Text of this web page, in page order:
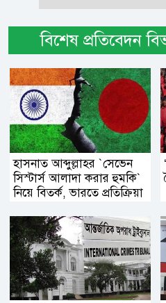
বিশেষ প্রতিবেদন
হাসনাত আব্দুল্লাহর ‍‍`সেভেন
সিস্টার্স আলাদা করার হুমকি‍‍`
নিয়ে বিতর্ক, ভারতে প্রতিক্রিয়া